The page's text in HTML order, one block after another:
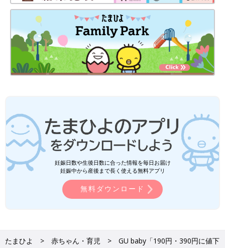
妊娠日数や生後日数に合った情報を毎日お届け
妊娠中から産後まで長く使える無料アプリ
無料ダウンロード
たまひよ 赤ちゃん・育児
GU baby「190円・390円に値下